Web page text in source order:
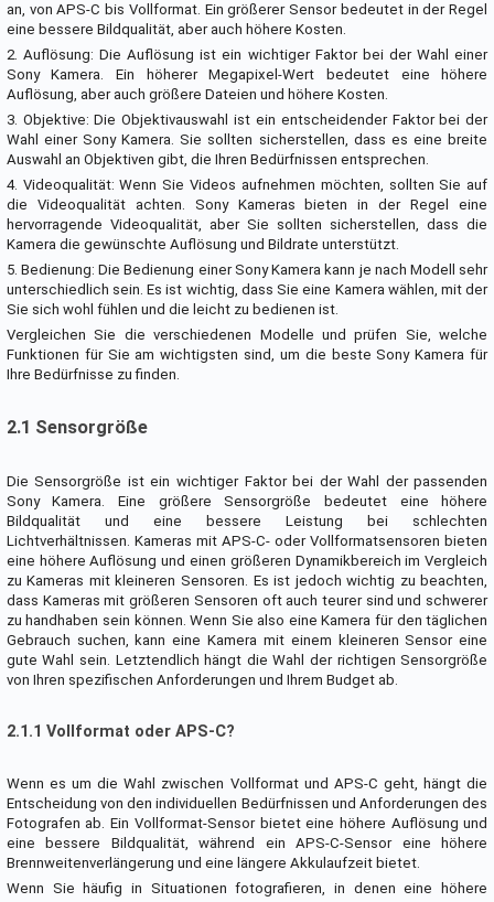
an, von APS-C bis Vollformat. Ein größerer Sensor bedeutet in der Regel
eine bessere Bildqualität, aber auch höhere Kosten.
2. Auflösung: Die Auflösung ist ein wichtiger Faktor bei der Wahl einer
Sony Kamera. Ein höherer Megapixel-Wert bedeutet eine höhere
Auflösung, aber auch größere Dateien und höhere Kosten.
3. Objektive: Die Objektivauswahl ist ein entscheidender Faktor bei der
Wahl einer Sony Kamera. Sie sollten sicherstellen, dass es eine breite
Auswahl an Objektiven gibt, die Ihren Bedürfnissen entsprechen.
4. Videoqualität: Wenn Sie Videos aufnehmen möchten, sollten Sie auf
die Videoqualität achten. Sony Kameras bieten in der Regel eine
hervorragende Videoqualität, aber Sie sollten sicherstellen, dass die
Kamera die gewünschte Auflösung und Bildrate unterstützt.
5. Bedienung: Die Bedienung einer Sony Kamera kann je nach Modell sehr
unterschiedlich sein. Es ist wichtig, dass Sie eine Kamera wählen, mit der
Sie sich wohl fühlen und die leicht zu bedienen ist.
Vergleichen Sie die verschiedenen Modelle und prüfen Sie, welche
Funktionen für Sie am wichtigsten sind, um die beste Sony Kamera für
Ihre Bedürfnisse zu finden.
2.1 Sensorgröße
Die Sensorgröße ist ein wichtiger Faktor bei der Wahl der passenden
Sony Kamera. Eine größere Sensorgröße bedeutet eine höhere
Bildqualität und eine bessere Leistung bei schlechten
Lichtverhältnissen. Kameras mit APS-C- oder Vollformatsensoren bieten
eine höhere Auflösung und einen größeren Dynamikbereich im Vergleich
zu Kameras mit kleineren Sensoren. Es ist jedoch wichtig zu beachten,
dass Kameras mit größeren Sensoren oft auch teurer sind und schwerer
zu handhaben sein können. Wenn Sie also eine Kamera für den täglichen
Gebrauch suchen, kann eine Kamera mit einem kleineren Sensor eine
gute Wahl sein. Letztendlich hängt die Wahl der richtigen Sensorgröße
von Ihren spezifischen Anforderungen und Ihrem Budget ab.
2.1.1 Vollformat oder APS-C?
Wenn es um die Wahl zwischen Vollformat und APS-C geht, hängt die
Entscheidung von den individuellen Bedürfnissen und Anforderungen des
Fotografen ab. Ein Vollformat-Sensor bietet eine höhere Auflösung und
eine bessere Bildqualität, während ein APS-C-Sensor eine höhere
Brennweitenverlängerung und eine längere Akkulaufzeit bietet.
Wenn Sie häufig in Situationen fotografieren, in denen eine höhere